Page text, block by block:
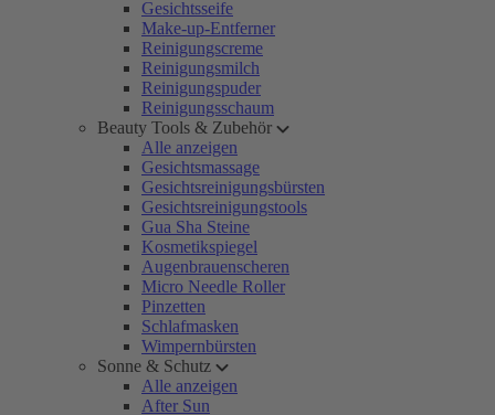
Gesichtsseife
Make-up-Entferner
Reinigungscreme
Reinigungsmilch
Reinigungspuder
Reinigungsschaum
Beauty Tools & Zubehör
Alle anzeigen
Gesichtsmassage
Gesichtsreinigungsbürsten
Gesichtsreinigungstools
Gua Sha Steine
Kosmetikspiegel
Augenbrauenscheren
Micro Needle Roller
Pinzetten
Schlafmasken
Wimpernbürsten
Sonne & Schutz
Alle anzeigen
After Sun